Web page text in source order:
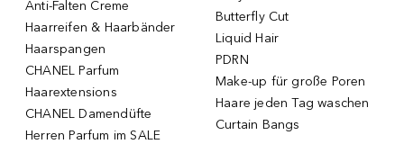
Anti-Falten Creme
Haarreifen & Haarbänder
Haarspangen
CHANEL Parfum
Haarextensions
CHANEL Damendüfte
Herren Parfum im SALE
Butterfly Cut
Liquid Hair
PDRN
Make-up für große Poren
Haare jeden Tag waschen
Curtain Bangs